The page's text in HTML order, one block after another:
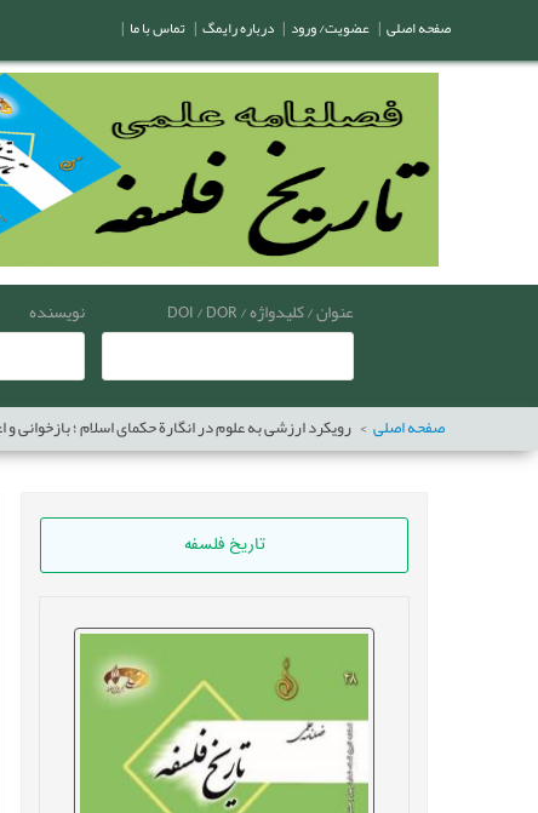
عنوان / کلیدواژه / DOI / DOR نویسنده
صفحه اصلی رویکرد ارزشی به علوم در انگارة حکمای اسلام ؛ بازخوانی
تاریخ فلسفه
صفحه اصلی | عضویت/ ورود | درباره رایمگ | تماس با ما |